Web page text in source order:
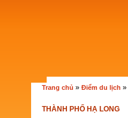
Trang chủ » Điểm du lịch »
THÀNH PHỐ HẠ LONG